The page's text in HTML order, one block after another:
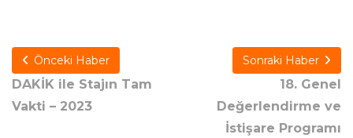
Önceki Haber
DAKİK ile Stajın Tam
Vakti – 2023
Sonraki Haber
18. Genel
Değerlendirme ve
İstişare Programı